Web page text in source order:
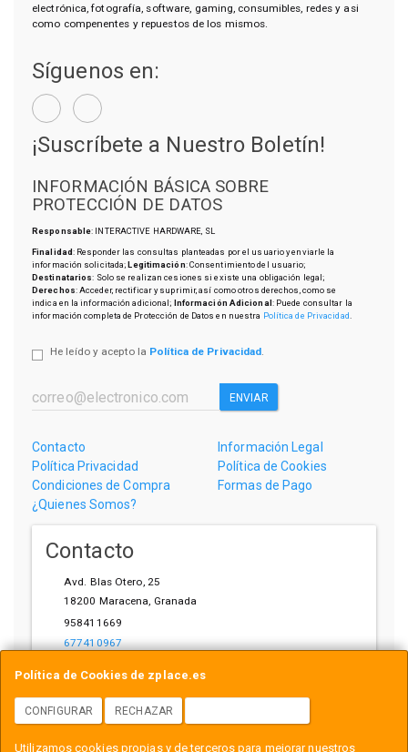
Política de Cookies de zplace.es
CONFIGURAR RECHAZAR
Utilizamos cookies propias y de terceros para mejorar nuestros
electrónica, fotografía, software, gaming, consumibles, redes y asi
como compenentes y repuestos de los mismos.
Síguenos en:
¡Suscríbete a Nuestro Boletín!
INFORMACIÓN BÁSICA SOBRE
PROTECCIÓN DE DATOS
Responsable: INTERACTIVE HARDWARE, SL
Finalidad: Responder las consultas planteadas por el usuario y enviarle la
información solicitada;Legitimación: Consentimiento del usuario;
Destinatarios: Solo se realizan cesiones si existe una obligación legal;
Derechos: Acceder, rectificar y suprimir, así como otros derechos, como se
indica en la información adicional; Información Adicional: Puede consultar la
información completa de Protección de Datos en nuestra Política de Privacidad
He leído y acepto la Política de Privacidad.
ENVIAR
Contacto
Información Legal
Política Privacidad
Política de Cookies
Condiciones de Compra
Formas de Pago
¿Quienes Somos?
Contacto
Avd. Blas Otero, 25
18200 Maracena, Granada
958411669
677410967
Horario